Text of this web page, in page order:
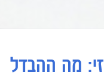
מה ההבדל